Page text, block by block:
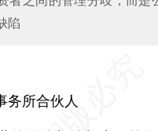
陷
务所合伙人